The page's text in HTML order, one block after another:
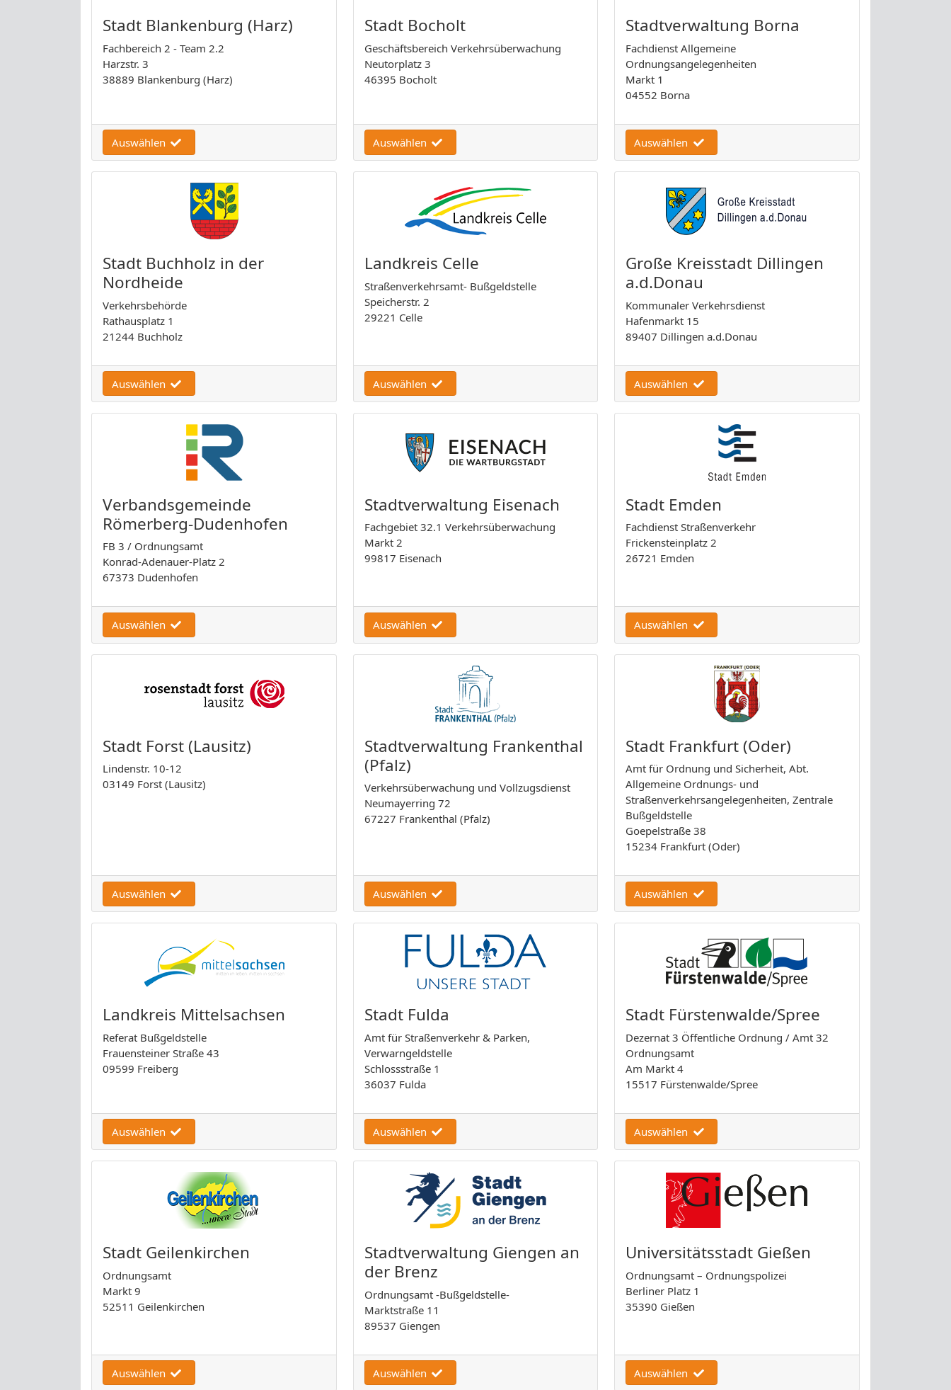
Stadt Blankenburg (Harz)
Fachbereich 2 - Team 2.2
Harzstr. 3
38889 Blankenburg (Harz)
Auswählen
Stadt Bocholt
Geschäftsbereich Verkehrsüberwachung
Neutorplatz 3
46395 Bocholt
Auswählen
Stadtverwaltung Borna
Fachdienst Allgemeine
Ordnungsangelegenheiten
Markt 1
04552 Borna
Auswählen
Stadt Buchholz in der
Nordheide
Verkehrsbehörde
Rathausplatz 1
21244 Buchholz
Auswählen
Landkreis Celle
Straßenverkehrsamt- Bußgeldstelle
Speicherstr. 2
29221 Celle
Auswählen
Große Kreisstadt Dillingen
a.d.Donau
Kommunaler Verkehrsdienst
Hafenmarkt 15
89407 Dillingen a.d.Donau
Auswählen
Verbandsgemeinde
Römerberg-Dudenhofen
FB 3 / Ordnungsamt
Konrad-Adenauer-Platz 2
67373 Dudenhofen
Auswählen
Stadtverwaltung Eisenach
Fachgebiet 32.1 Verkehrsüberwachung
Markt 2
99817 Eisenach
Auswählen
Stadt Emden
Fachdienst Straßenverkehr
Frickensteinplatz 2
26721 Emden
Auswählen
Stadt Forst (Lausitz)
Lindenstr. 10-12
03149 Forst (Lausitz)
Auswählen
Stadtverwaltung Frankenthal
(Pfalz)
Verkehrsüberwachung und Vollzugsdienst
Neumayerring 72
67227 Frankenthal (Pfalz)
Auswählen
Stadt Frankfurt (Oder)
Amt für Ordnung und Sicherheit, Abt.
Allgemeine Ordnungs- und
Straßenverkehrsangelegenheiten, Zentrale
Bußgeldstelle
Goepelstraße 38
15234 Frankfurt (Oder)
Auswählen
Landkreis Mittelsachsen
Referat Bußgeldstelle
Frauensteiner Straße 43
09599 Freiberg
Auswählen
Stadt Fulda
Amt für Straßenverkehr & Parken,
Verwarngeldstelle
Schlossstraße 1
36037 Fulda
Auswählen
Stadt Fürstenwalde/Spree
Dezernat 3 Öffentliche Ordnung / Amt 32
Ordnungsamt
Am Markt 4
15517 Fürstenwalde/Spree
Auswählen
Stadt Geilenkirchen
Ordnungsamt
Markt 9
52511 Geilenkirchen
Auswählen
Stadtverwaltung Giengen an
der Brenz
Ordnungsamt -Bußgeldstelle-
Marktstraße 11
89537 Giengen
Auswählen
Universitätsstadt Gießen
Ordnungsamt – Ordnungspolizei
Berliner Platz 1
35390 Gießen
Auswählen